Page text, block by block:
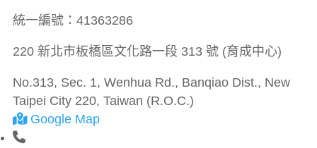
統一編號： 41363286
220 新北市板橋區文化路一段 313 號 (育成中心)
No.313, Sec. 1, Wenhua Rd., Banqiao Dist., New
Taipei City 220, Taiwan (R.O.C.)
Google Map